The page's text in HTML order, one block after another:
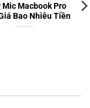
Mic Macbook Pro
Bao Nhiêu Tiền